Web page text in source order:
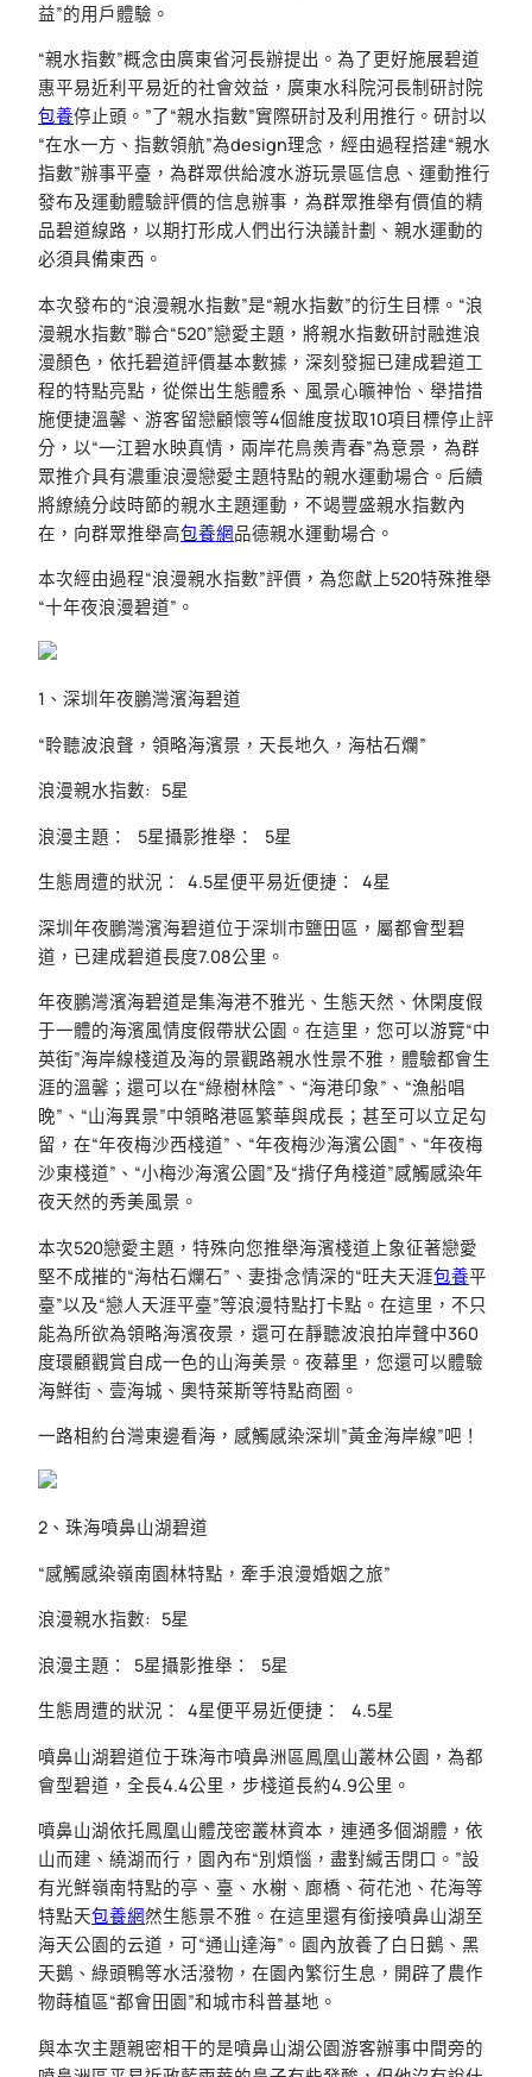
益”的用戶體驗。
“親水指數”概念由廣東省河長辦提出。為了更好施展碧道
惠平易近利平易近的社會效益，廣東水科院河長制研討院
包養停止頭。”了“親水指數”實際研討及利用推行。研討以
“在水一方、指數領航”為design理念，經由過程搭建“親水
指數”辦事平臺，為群眾供給渡水游玩景區信息、運動推行
發布及運動體驗評價的信息辦事，為群眾推舉有價值的精
品碧道線路，以期打形成人們出行決議計劃、親水運動的
必須具備東西。
本次發布的“浪漫親水指數”是“親水指數”的衍生目標。“浪
漫親水指數”聯合“520”戀愛主題，將親水指數研討融進浪
漫顏色，依托碧道評價基本數據，深刻發掘已建成碧道工
程的特點亮點，從傑出生態體系、風景心曠神怡、舉措措
施便捷溫馨、游客留戀顧懷等4個維度拔取10項目標停止評
分，以“一江碧水映真情，兩岸花鳥羨青春”為意景，為群
眾推介具有濃重浪漫戀愛主題特點的親水運動場合。后續
將繚繞分歧時節的親水主題運動，不竭豐盛親水指數內
在，向群眾推舉高包養網品德親水運動場合。
本次經由過程“浪漫親水指數”評價，為您獻上520特殊推舉
“十年夜浪漫碧道”。
1、深圳年夜鵬灣濱海碧道
“聆聽波浪聲，領略海濱景，天長地久，海枯石爛”
浪漫親水指數: 5星
浪漫主題： 5星攝影推舉： 5星
生態周遭的狀況： 4.5星便平易近便捷： 4星
深圳年夜鵬灣濱海碧道位于深圳市鹽田區，屬都會型碧
道，已建成碧道長度7.08公里。
年夜鵬灣濱海碧道是集海港不雅光、生態天然、休閑度假
于一體的海濱風情度假帶狀公園。在這里，您可以游覽“中
英街”海岸線棧道及海的景觀路親水性景不雅，體驗都會生
涯的溫馨；還可以在“綠樹林陰”、“海港印象”、“漁船唱
晚”、“山海異景”中領略港區繁華與成長；甚至可以立足勾
留，在“年夜梅沙西棧道”、“年夜梅沙海濱公園”、“年夜梅
沙東棧道”、“小梅沙海濱公園”及“揹仔角棧道”感觸感染年
夜天然的秀美風景。
本次520戀愛主題，特殊向您推舉海濱棧道上象征著戀愛
堅不成摧的“海枯石爛石”、妻掛念情深的“旺夫天涯包養平
臺”以及“戀人天涯平臺”等浪漫特點打卡點。在這里，不只
能為所欲為領略海濱夜景，還可在靜聽波浪拍岸聲中360
度環顧觀賞自成一色的山海美景。夜幕里，您還可以體驗
海鮮街、壹海城、奧特萊斯等特點商圈。
一路相約台灣東邊看海，感觸感染深圳”黃金海岸線”吧！
2、珠海噴鼻山湖碧道
“感觸感染嶺南園林特點，牽手浪漫婚姻之旅”
浪漫親水指數: 5星
浪漫主題： 5星攝影推舉： 5星
生態周遭的狀況： 4星便平易近便捷： 4.5星
噴鼻山湖碧道位于珠海市噴鼻洲區鳳凰山叢林公園，為都
會型碧道，全長4.4公里，步棧道長約4.9公里。
噴鼻山湖依托鳳凰山體茂密叢林資本，連通多個湖體，依
山而建、繞湖而行，園內布“別煩惱，盡對緘舌閉口。”設
有光鮮嶺南特點的亭、臺、水榭、廊橋、荷花池、花海等
特點天包養網然生態景不雅。在這里還有銜接噴鼻山湖至
海天公園的云道，可“通山達海”。園內放養了白日鵝、黑
天鵝、綠頭鴨等水活潑物，在園內繁衍生息，開辟了農作
物蒔植區“都會田園”和城市科普基地。
與本次主題親密相干的是噴鼻山湖公園游客辦事中間旁的